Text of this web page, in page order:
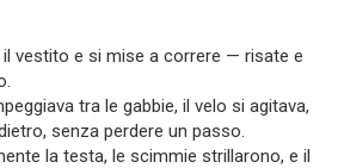
vestito e si mise a correre — risate e
tra le gabbie, il velo si agitava,
senza perdere un passo.
la testa, le scimmie strillarono, e il